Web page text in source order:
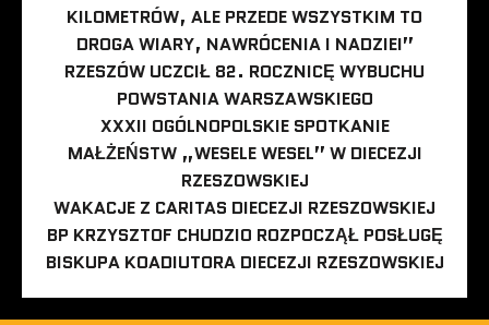
KILOMETRÓW, ALE PRZEDE WSZYSTKIM TO
DROGA WIARY, NAWRÓCENIA I NADZIEI”
RZESZÓW UCZCIŁ 82. ROCZNICĘ WYBUCHU
POWSTANIA WARSZAWSKIEGO
XXXII OGÓLNOPOLSKIE SPOTKANIE
MAŁŻEŃSTW „WESELE WESEL” W DIECEZJI
RZESZOWSKIEJ
WAKACJE Z CARITAS DIECEZJI RZESZOWSKIEJ
BP KRZYSZTOF CHUDZIO ROZPOCZĄŁ POSŁUGĘ
BISKUPA KOADIUTORA DIECEZJI RZESZOWSKIEJ